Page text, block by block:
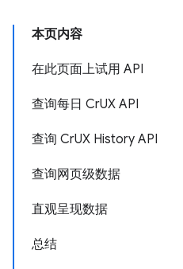
本页内容
在此页面上试用 API
查询每日 CrUX API
查询 CrUX History API
查询网页级数据
直观呈现数据
总结